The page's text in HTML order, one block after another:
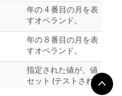
年の 4 番目の月を表
すオペランド。
年の 8 番目の月を表
すオペランド。
指定された値が、値
セット (テストされ